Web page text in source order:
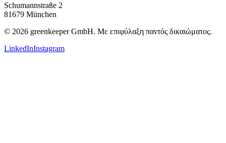
Schumannstraße 2
81679 München
© 2026 greenkeeper GmbH. Με επιφύλαξη παντός δικαιώματος.
LinkedInInstagram